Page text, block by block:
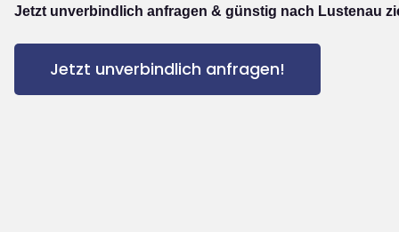
Jetzt unverbindlich anfragen & günstig nach Lustenau
Jetzt unverbindlich anfragen!